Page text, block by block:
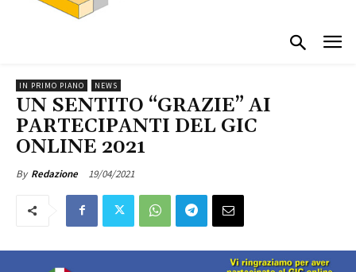
IN PRIMO PIANO NEWS
UN SENTITO “GRAZIE” AI
PARTECIPANTI DEL GIC
ONLINE 2021
By Redazione 19/04/2021